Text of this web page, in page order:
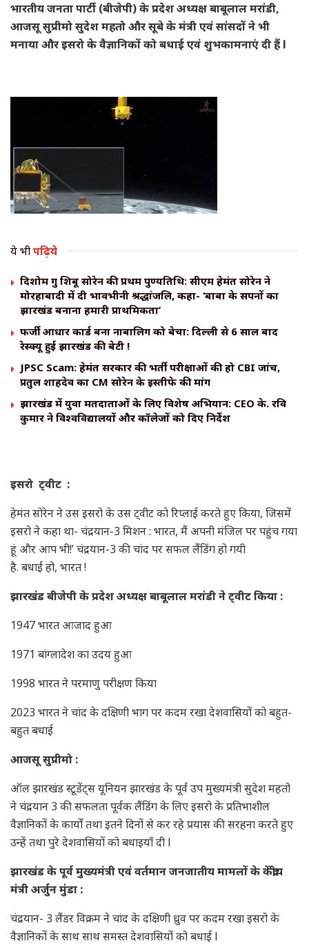
भारतीय जनता पार्टी (बीजेपी) के प्रदेश अध्यक्ष बाबूलाल मरांडी,
आजसू सुप्रीमो सुदेश महतो और सूबे के मंत्री एवं सांसदों ने भी
मनाया और इसरो के वैज्ञानिकों को बधाई एवं शुभकामनाएं दी हैं l
ये भीपढ़िये
दिशोम गुरु शिबू सोरेन की प्रथम पुण्यतिथि: सीएम हेमंत सोरेन ने
मोरहाबादी में दी भावभीनी श्रद्धांजलि, कहा- ‘बाबा के सपनों का
झारखंड बनाना हमारी प्राथमिकता’
​फर्जी आधार कार्ड बना नाबालिग को बेचा: दिल्ली से 6 साल बाद
रेस्क्यू हुई झारखंड की बेटी !
JPSC Scam: हेमंत सरकार की भर्ती परीक्षाओं की हो CBI जांच,
प्रतुल शाहदेव का CM सोरेन के इस्तीफे की मांग
झारखंड में युवा मतदाताओं के लिए विशेष अभियान: CEO के. रवि
कुमार ने विश्वविद्यालयों और कॉलेजों को दिए निर्देश
इसरो ट्वीट :
हेमंत सोरेन ने उस इसरो के उस ट्वीट को रिप्लाई करते हुए किया, जिसमें
इसरो ने कहा था- चंद्रयान-3 मिशन : भारत, मैं अपनी मंजिल पर पहुंच गया
हूं और आप भी!’ चंद्रयान-3 की चांद पर सफल लैंडिंग हो गयी
है. बधाई हो, भारत !
झारखंड बीजेपी के प्रदेश अध्यक्ष बाबूलाल मरांडी ने ट्वीट किया :
1947 भारत आजाद हुआ
1971 बांग्लादेश का उदय हुआ
1998 भारत ने परमाणु परीक्षण किया
2023 भारत ने चांद के दक्षिणी भाग पर कदम रखा देशवासियों को बहुत-
बहुत बधाई
आजसू सुप्रीमो :
ऑल झारखंड स्टूडेंट्स यूनियन झारखंड के पूर्व उप मुख्यमंत्री सुदेश महतो
ने चंद्रयान 3 की सफलता पूर्वक लैंडिंग के लिए इसरो के प्रतिभाशील
वैज्ञानिकों के कार्यों तथा इतने दिनों से कर रहे प्रयास की सरहना करते हुए
उन्हें तथा पुरे देशवासियों को बधाइयाँ दी l
झारखंड के पूर्व मुख्यमंत्री एवं वर्तमान जनजातीय मामलों के केंद्रीय
मंत्री अर्जुन मुंडा :
चंद्रयान- 3 लैंडर विक्रम ने चांद के दक्षिणी ध्रुव पर कदम रखा इसरो के
वैज्ञानिकों के साथ साथ समस्त देशवासियों को बधाई l